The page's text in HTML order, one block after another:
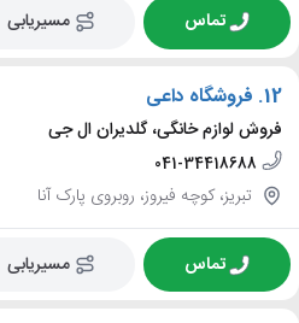
تماس مسیریابی
12. فروشگاه داعی
فروش لوازم خانگی، گلدیران ال جی
041-34418688
تبریز، کوچه فیروز، روبروی پارک آنا
تماس مسیریابی